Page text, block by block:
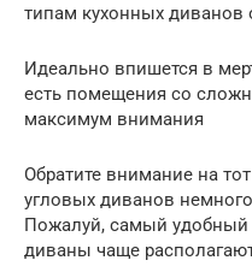
типам кухонных диванов
Идеально впишется в
есть помещения со
максимум внимания
Обратите внимание на
угловых диванов
Пожалуй, самый
диваны чаще